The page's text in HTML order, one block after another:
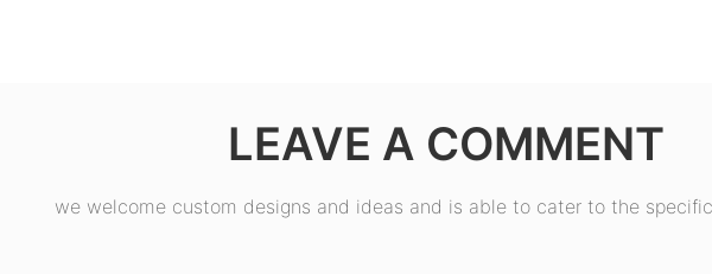
LEAVE A COMMENT
we welcome custom designs and ideas and is able to cater to the specific